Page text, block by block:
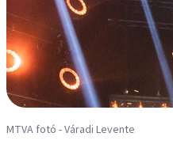
MTVA fotó - Váradi Levente